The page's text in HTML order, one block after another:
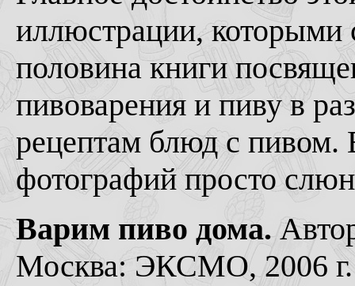
иллюстрации, которыми
половина книги
пивоварения и пиву в
рецептам блюд с пивом.
фотографий просто
Варим пиво дома.
Москва: ЭКСМО, 2006 г.